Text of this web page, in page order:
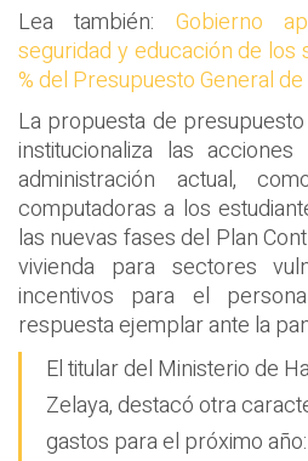
Lea también: Gobierno
seguridad y educación de los
% del Presupuesto General
La propuesta de
institucionaliza las
administración actual,
computadoras a los
las nuevas fases del Plan
vivienda para sectores
incentivos para el
respuesta ejemplar ante la
El titular del Ministerio de
Zelaya, destacó otra
gastos para el próximo